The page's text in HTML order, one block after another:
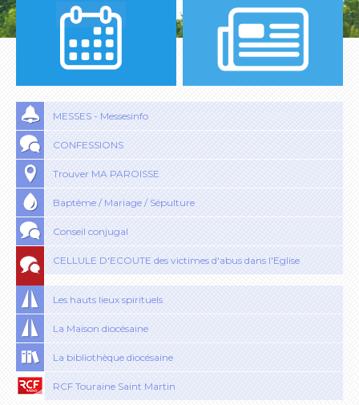
MESSES - Messesinfo
CONFESSIONS
Trouver MA PAROISSE
Baptême / Mariage / Sépulture
Conseil conjugal
CELLULE D'ECOUTE des victimes d'abus dans l'Eglise
Les hauts lieux spirituels
La Maison diocésaine
La bibliothèque diocésaine
RCF Touraine Saint Martin